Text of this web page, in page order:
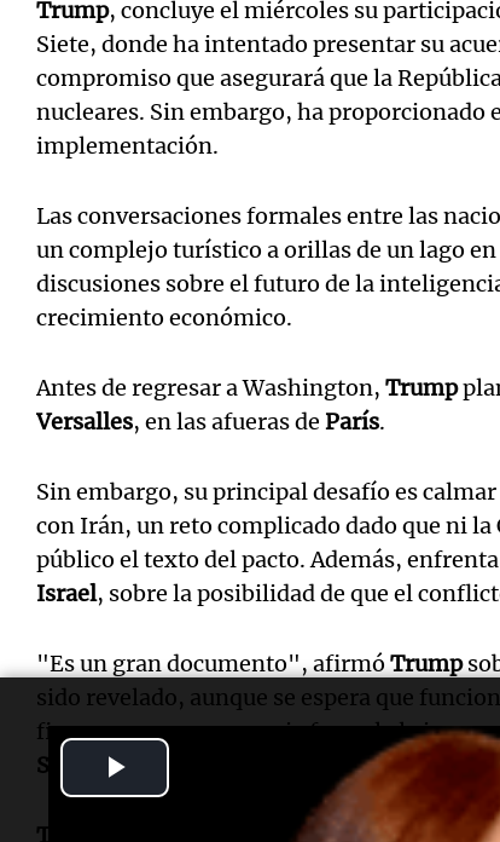
Trump, concluye el miércoles su
Siete, donde ha intentado presentar su
compromiso que asegurará que la
nucleares. Sin embargo, ha proporcionado
implementación.
Las conversaciones formales entre las
un complejo turístico a orillas de un lago
discusiones sobre el futuro de la
crecimiento económico.
Antes de regresar a Washington, Trump
Versalles, en las afueras de París.
Sin embargo, su principal desafío es
con Irán, un reto complicado dado que ni la
público el texto del pacto. Además,
Israel, sobre la posibilidad de que el
"Es un gran documento", afirmó Trump
sido revelado, aunque se espera que
firmen en una ceremonia formal el
Suiza
Trump
aseguró: "Irán nunca tendrá un